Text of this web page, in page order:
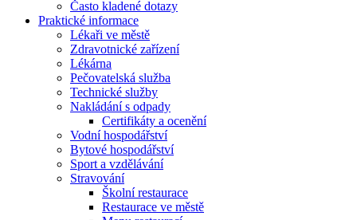
Často kladené dotazy
Praktické informace
Lékaři ve městě
Zdravotnické zařízení
Lékárna
Pečovatelská služba
Technické služby
Nakládání s odpady
Certifikáty a ocenění
Vodní hospodářství
Bytové hospodářství
Sport a vzdělávání
Stravování
Školní restaurace
Restaurace ve městě